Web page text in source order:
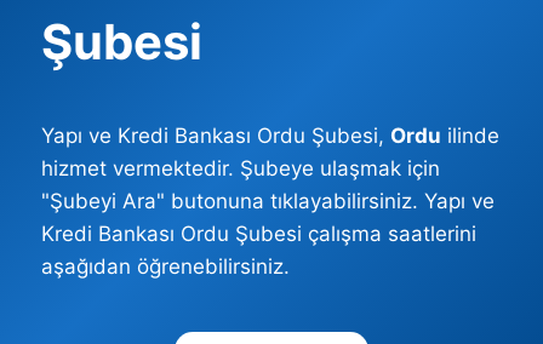
Şubesi
Yapı ve Kredi Bankası Ordu Şubesi, Ordu ilinde
hizmet vermektedir. Şubeye ulaşmak için
"Şubeyi Ara" butonuna tıklayabilirsiniz. Yapı ve
Kredi Bankası Ordu Şubesi çalışma saatlerini
aşağıdan öğrenebilirsiniz.